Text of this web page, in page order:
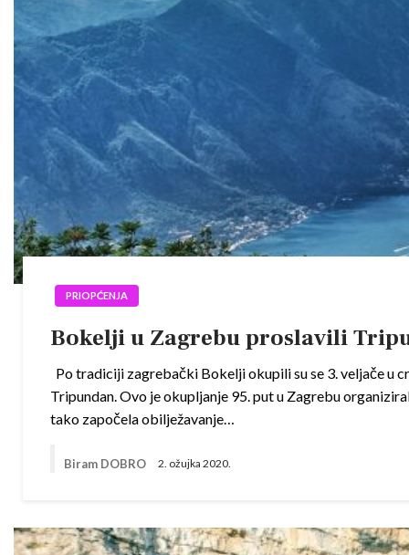
PRIOPĆENJA
Bokelji u Zagrebu proslavili
Po tradiciji zagrebački Bokelji okupili su se 3. veljače u
Tripundan. Ovo je okupljanje 95. put u Zagrebu
tako započela obilježavanje…
Biram DOBRO 2. ožujka 2020.